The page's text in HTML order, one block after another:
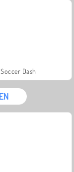
Soccer Dash